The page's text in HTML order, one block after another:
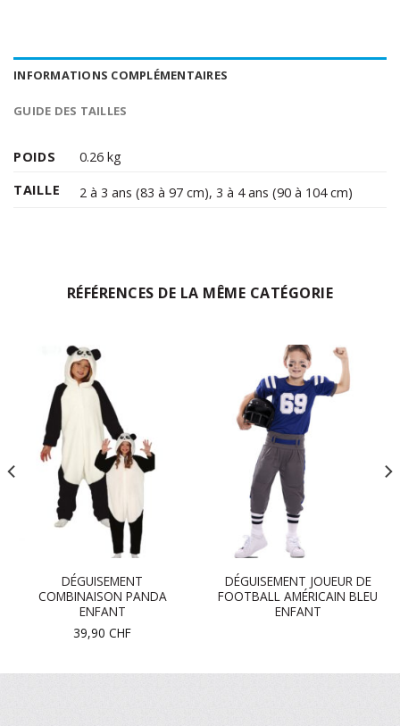
INFORMATIONS COMPLÉMENTAIRES
GUIDE DES TAILLES
POIDS
0.26 kg
TAILLE
2 à 3 ans (83 à 97 cm),3 à 4 ans (90 à 104 cm)
RÉFÉRENCES DE LA MÊME CATÉGORIE
DÉGUISEMENT
COMBINAISON PANDA
ENFANT
39,90 CHF
DÉGUISEMENT JOUEUR DE
FOOTBALL AMÉRICAIN BLEU
ENFANT